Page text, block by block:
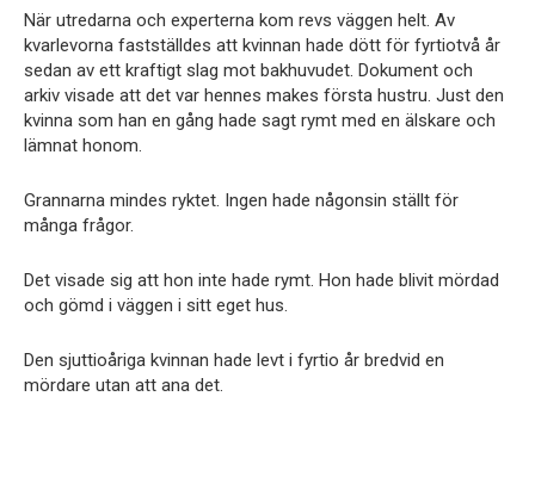
När utredarna och experterna kom revs väggen helt. Av
kvarlevorna fastställdes att kvinnan hade dött för fyrtiotvå år
sedan av ett kraftigt slag mot bakhuvudet. Dokument och
arkiv visade att det var hennes makes första hustru. Just den
kvinna som han en gång hade sagt rymt med en älskare och
lämnat honom.
Grannarna mindes ryktet. Ingen hade någonsin ställt för
många frågor.
Det visade sig att hon inte hade rymt. Hon hade blivit mördad
och gömd i väggen i sitt eget hus.
Den sjuttioåriga kvinnan hade levt i fyrtio år bredvid en
mördare utan att ana det.